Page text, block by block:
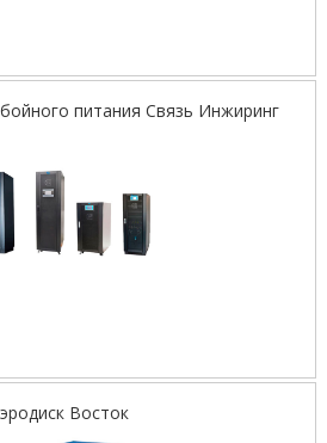
питания Связь Инжиринг
Восток